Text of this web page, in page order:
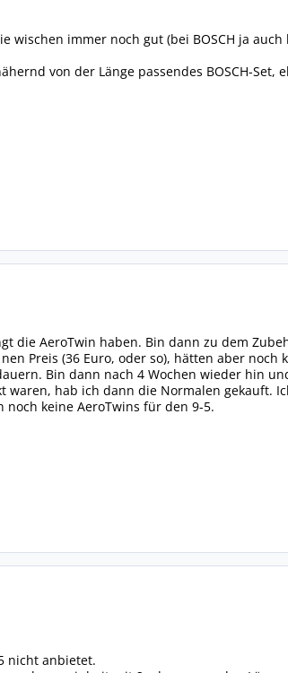
wischen immer noch gut (bei BOSCH ja
von der Länge passendes BOSCH-Set,
die AeroTwin haben. Bin dann zu dem
Preis (36 Euro, oder so), hätten aber
Bin dann nach 4 Wochen wieder hin
hab ich dann die Normalen gekauft.
noch keine AeroTwins für den 9-5.
nicht anbietet.